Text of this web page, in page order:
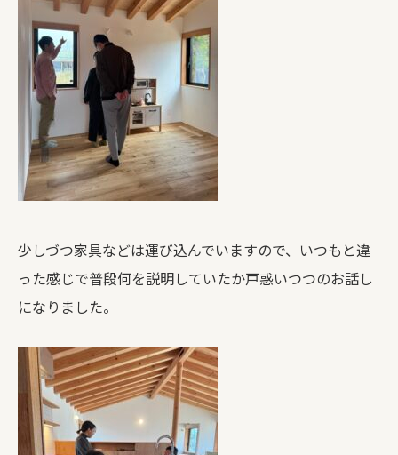
少しづつ家具などは運び込んでいますので、いつもと違
った感じで普段何を説明していたか戸惑いつつのお話し
になりました。